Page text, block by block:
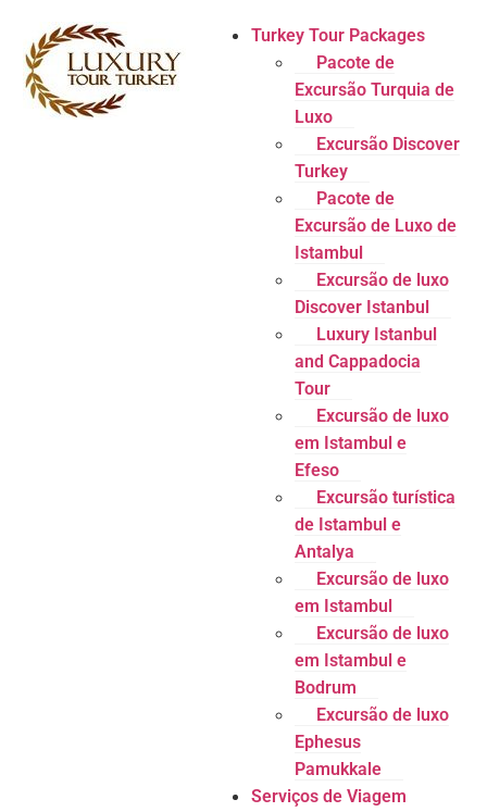
Turkey Tour Packages
Pacote de
Excursão Turquia de
Luxo
Excursão Discover
Turkey
Pacote de
Excursão de Luxo de
Istambul
Excursão de luxo
Discover Istanbul
Luxury Istanbul
and Cappadocia
Tour
Excursão de luxo
em Istambul e
Efeso
Excursão turística
de Istambul e
Antalya
Excursão de luxo
em Istambul
Excursão de luxo
em Istambul e
Bodrum
Excursão de luxo
Ephesus
Pamukkale
Serviços de Viagem